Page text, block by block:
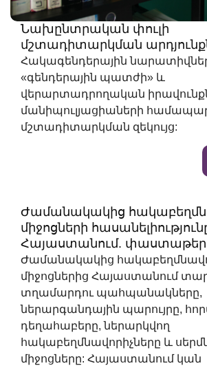
Նախընտրական փուլի
մշտադիտարկման
Հակագենդերային
«գենդերային պատժի» և
վերարտադրողական
մանիպուլյացիաների
մշտադիտարկման զեկույց:
Ժամանակակից
միջոցների
Հայաստանում.
Ժամանակակից
միջոցներից Հայաստանում
տղամարդու պահպանակները,
ներարգանդային պարույրը,
դեղահաբերը, ներարկվող
հակաբեղմնավորիչները և
միջոցները: Հայաստանում կան